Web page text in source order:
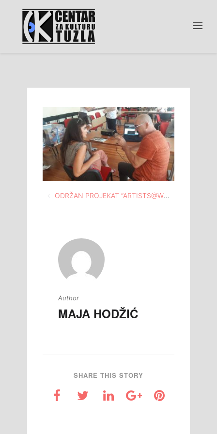
Navigacija
ODRŽAN PROJEKAT “ARTISTS@WORK” U PROSTORIJAMA DOMA MLADIH TUZLA
Author
MAJA HODŽIĆ
SHARE THIS STORY